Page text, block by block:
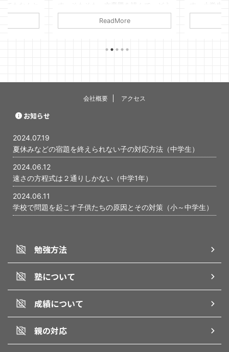
すが、夏休
うな子の場
は何をする
します。
す。そもそも、文章題を読んで、どう
やって式をつくればいいのかわからな
くなってしまうことが多いです。 そ
語の文章であれば、「理解」すること
ない式を言葉にしただけです。「理
もありませんので、何が書いてあるか
ReadMore
す。小学生
ない、他の
は親に原因
会社概要 アクセス
お知らせ
2024.07.19
夏休みなどの宿題を終えられない子の対応方法（中学生）
2024.06.12
速さの方程式は２通りしかない（中学1年）
2024.06.11
学校で問題を起こす子供たちの原因とその対策（小～中学生）
勉強方法
塾について
成績について
親の対応